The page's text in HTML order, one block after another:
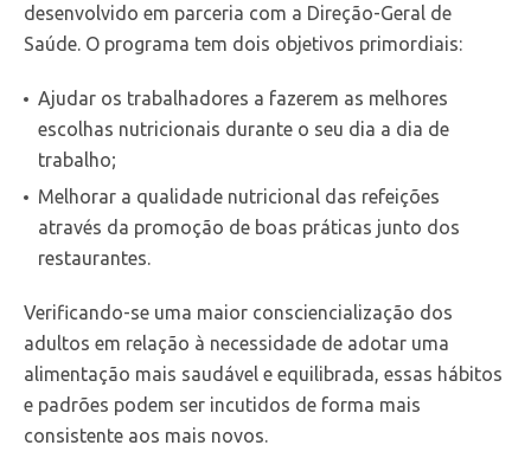
desenvolvido em parceria com a Direção-Geral de
Saúde. O programa tem dois objetivos primordiais:
Ajudar os trabalhadores a fazerem as melhores
escolhas nutricionais durante o seu dia a dia de
trabalho;
Melhorar a qualidade nutricional das refeições
através da promoção de boas práticas junto dos
restaurantes.
Verificando-se uma maior consciencialização dos
adultos em relação à necessidade de adotar uma
alimentação mais saudável e equilibrada, essas hábitos
e padrões podem ser incutidos de forma mais
consistente aos mais novos.